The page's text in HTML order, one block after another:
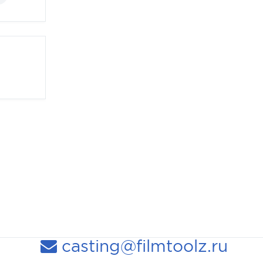
casting@filmtoolz.ru